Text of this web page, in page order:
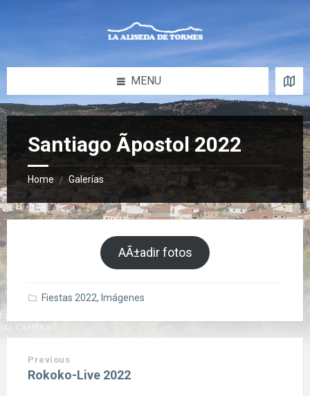
MENU
Santiago Ãpostol 2022
Home / Galerías
AÃ±adir fotos
Fiestas 2022, Imágenes
Previous
Rokoko-Live 2022